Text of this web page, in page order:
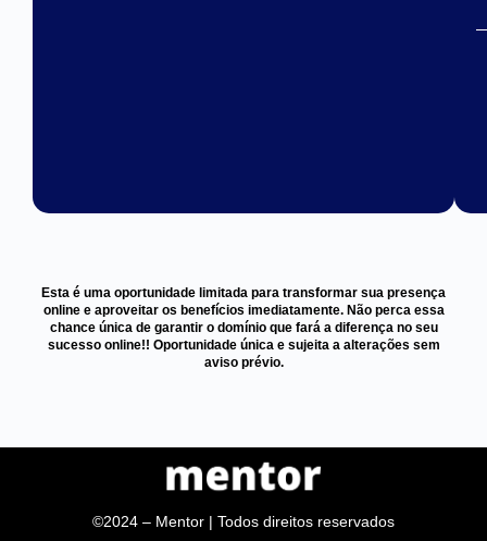
Esta é uma oportunidade limitada para transformar sua presença
online e aproveitar os benefícios imediatamente. Não perca essa
chance única de garantir o domínio que fará a diferença no seu
sucesso online!! Oportunidade única e sujeita a alterações sem
aviso prévio.
©2024 – Mentor | Todos direitos reservados